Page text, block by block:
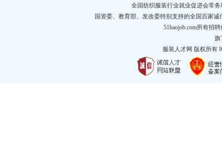
全国纺织服装行业就业促进会常务
国资委、教育部、发改委特别支持的全国百家
51haojob.com所有招
旗
服装人才网 版权所有